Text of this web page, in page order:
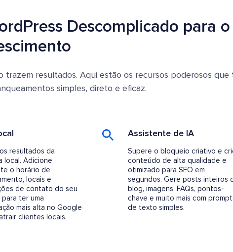
Descomplicado para o
trazem resultados. Aqui estão os recursos poderosos que
simples, direto e eficaz.
resultados da
local. Adicione
o horário de
locais e
de contato do seu
ter uma
mais alta no Google
clientes locais.
Assistente de IA
Supere o bloqueio criativo e
conteúdo de alta qualidade e
otimizado para SEO em
segundos. Gere posts inteiros
blog, imagens, FAQs, pontos-
chave e muito mais com
de texto simples.